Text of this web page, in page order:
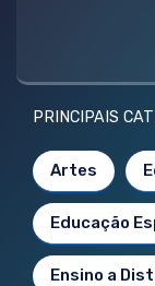
PRINCIPAIS
Artes
Educação
Ensino a